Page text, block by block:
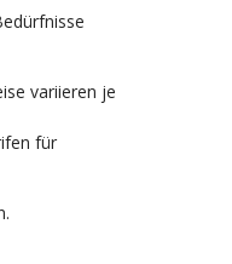
variieren je
für